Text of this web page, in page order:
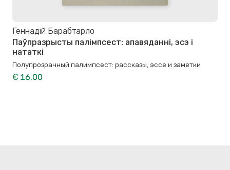
Геннадій Барабтарло
Паўпразрысты палімпсест: апавяданні, эсэ і
нататкі
Полупрозрачный палимпсест: рассказы, эссе и заметки
€ 16.00